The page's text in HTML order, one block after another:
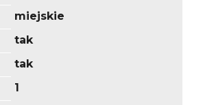
miejskie
tak
tak
1